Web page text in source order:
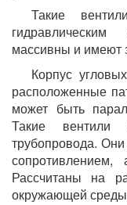
Такие
массивны и имеют
Корпус
расположенные
может быть
Такие вентили
трубопровода.
Рассчитаны на
окружающей